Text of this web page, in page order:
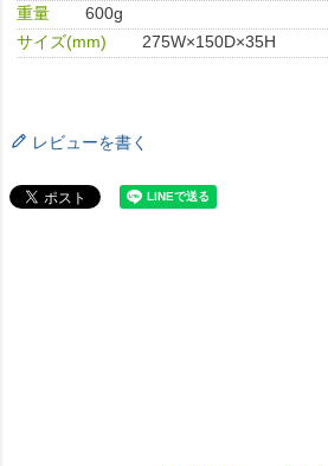
重量
600g
サイズ(mm)
275W×150D×35H
レビューを書く